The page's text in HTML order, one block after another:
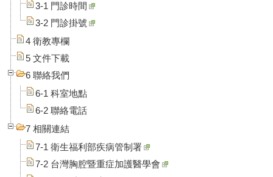
3-1 門診時間
3-2 門診掛號
4 衛教專欄
5 文件下載
6 聯絡我們
6-1 科室地點
6-2 聯絡電話
7 相關連結
7-1 衛生福利部疾病管制署
7-2 台灣胸腔暨重症加護醫學會